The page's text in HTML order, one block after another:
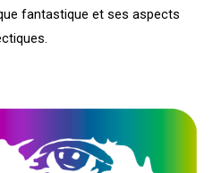
fantastique et ses aspects